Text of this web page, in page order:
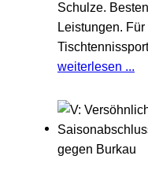
Schulze.
Leistungen.
weiterlesen ...